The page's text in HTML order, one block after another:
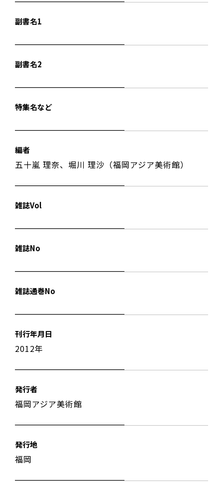
副書名1
副書名2
特集名など
編者
五十嵐 理奈、堀川 理沙（福岡アジア美術館）
雑誌Vol
雑誌No
雑誌通巻No
刊行年月日
2012年
発行者
福岡アジア美術館
発行地
福岡